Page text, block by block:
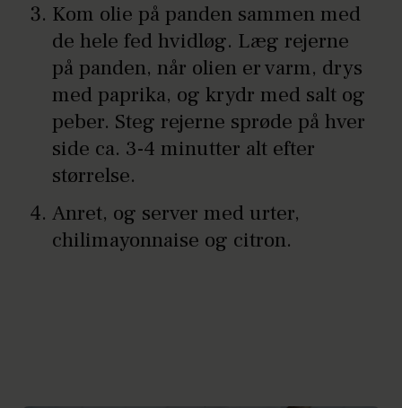
Kom olie på panden sammen med
de hele fed hvidløg. Læg rejerne
på panden, når olien er varm, drys
med paprika, og krydr med salt og
peber. Steg rejerne sprøde på hver
side ca. 3-4 minutter alt efter
størrelse.
Anret, og server med urter,
chilimayonnaise og citron.